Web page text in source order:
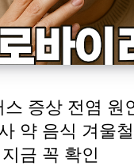
증상 전염 원
약 음식 겨울
금 꼭 확인